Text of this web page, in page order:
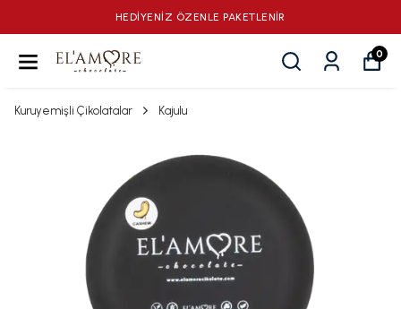
HEDİYENİZ ÖZENLE PAKETLENİR
0
Kuruyemişli Çikolatalar Kajulu